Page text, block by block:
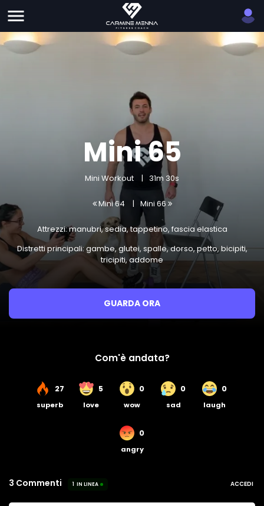
Mini 65
Mini Workout 31m 30s
Mini 64 Mini 66
Attrezzi: manubri, sedia, tappetino, fascia elastica
Distretti principali: gambe, glutei, spalle, dorso, petto, bicipiti,
tricipiti, addome
GUARDA ORA